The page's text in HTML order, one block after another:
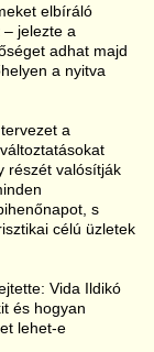
elbíráló
jelezte a
adhat majd
a nyitva
a
részét valósítják
s
célú üzletek
Vida Ildikó
és hogyan
lehet-e